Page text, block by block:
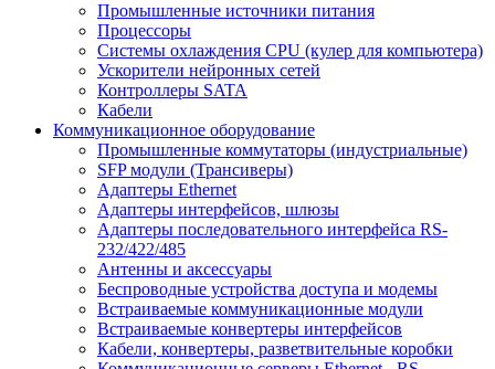
Промышленные источники питания
Процессоры
Системы охлаждения CPU (кулер для компьютера)
Ускорители нейронных сетей
Контроллеры SATA
Кабели
Коммуникационное оборудование
Промышленные коммутаторы (индустриальные)
SFP модули (Трансиверы)
Адаптеры Ethernet
Адаптеры интерфейсов, шлюзы
Адаптеры последовательного интерфейса RS-
232/422/485
Антенны и аксессуары
Беспроводные устройства доступа и модемы
Встраиваемые коммуникационные модули
Встраиваемые конвертеры интерфейсов
Кабели, конвертеры, разветвительные коробки